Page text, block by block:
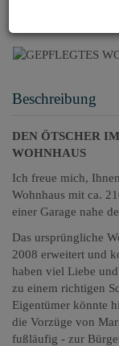
Beschreibung
DEN ÖTSCHER
WOHNHAUS
Ich freue mich,
Wohnhaus mit ca.
einer Garage nahe
Das ursprüngliche
2008 erweitert und
haben viel Liebe
zu einem richtigen
Eigentümer könnte
die Vorzüge von
fußläufig - zur